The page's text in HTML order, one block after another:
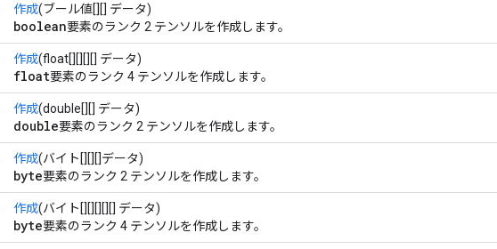
作成(ブール値[][] データ)
boolean要素のランク 2 テンソルを作成します。
作成(float[][][][] データ)
float要素のランク 4 テンソルを作成します。
作成(double[][] データ)
double要素のランク 2 テンソルを作成します。
作成(バイト[][][]データ)
byte要素のランク 2 テンソルを作成します。
作成(バイト[][][][][] データ)
byte要素のランク 4 テンソルを作成します。